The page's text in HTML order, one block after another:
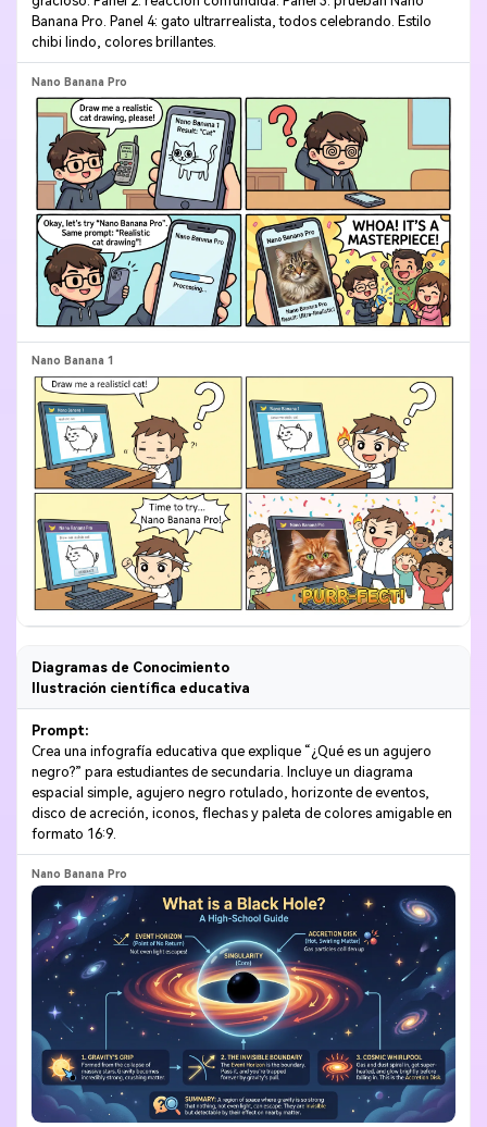
Banana Pro. Panel 4: gato ultrarrealista, todos celebrando. Estilo
chibi lindo, colores brillantes.
Diagramas de Conocimiento
Ilustración científica educativa
Prompt:
Crea una infografía educativa que explique “¿Qué es un agujero
negro?” para estudiantes de secundaria. Incluye un diagrama
espacial simple, agujero negro rotulado, horizonte de eventos,
disco de acreción, iconos, flechas y paleta de colores amigable en
formato 16:9.
Crea imágenes IA
ilimitadas. 100 %
gratis!
Empieza Gratis→